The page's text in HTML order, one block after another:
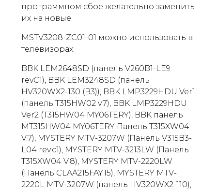
программном сбое желательно заменить
их на новые.
MSTV3208-ZC01-01 можно использовать в
телевизорах:
BBK LEM2648SD (панель V260B1-LE9
revC1), BBK LEM3248SD (панель
HV320WX2-130 (B3)), BBK LMP3229HDU Ver1
(панель T315HW02 v.7), BBK LMP3229HDU
Ver2 (T315HW04 MY06TERY), BBK панель
MT315HW04 MY06TERY Панель T315XW04
V.7), MYSTERY MTV-3207W (Панель V315B3-
L04 rev.c1), MYSTERY MTV-3213LW (Панель
T315XW04 V.8), MYSTERY MTV-2220LW
(Панель CLAA215FAY15), MYSTERY MTV-
2220L MTV-3207W (панель HV320WX2-110),